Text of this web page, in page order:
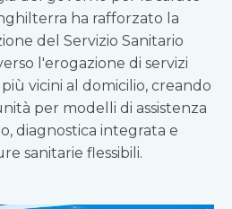
ha rafforzato la
del Servizio Sanitario
l'erogazione di servizi
vicini al domicilio, creando
per modelli di assistenza
diagnostica integrata e
sanitarie flessibili.